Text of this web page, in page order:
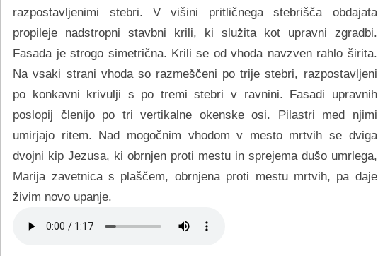
razpostavljenimi stebri. V višini pritličnega stebrišča obdajata
propileje nadstropni stavbni krili, ki služita kot upravni zgradbi.
Fasada je strogo simetrična. Krili se od vhoda navzven rahlo širita.
Na vsaki strani vhoda so razmeščeni po trije stebri, razpostavljeni
po konkavni krivulji s po tremi stebri v ravnini. Fasadi upravnih
poslopij členijo po tri vertikalne okenske osi. Pilastri med njimi
umirjajo ritem. Nad mogočnim vhodom v mesto mrtvih se dviga
dvojni kip Jezusa, ki obrnjen proti mestu in sprejema dušo umrlega,
Marija zavetnica s plaščem, obrnjena proti mestu mrtvih, pa daje
živim novo upanje.